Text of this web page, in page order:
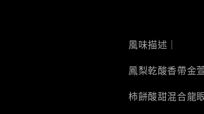
風味描述｜
鳳梨乾酸香帶金
柿餅酸甜混合龍